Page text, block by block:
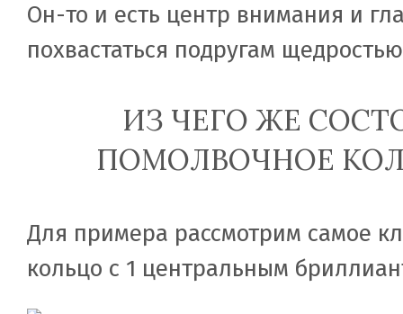
Он-то и есть центр внимания и
похвастаться подругам
ИЗ ЧЕГО ЖЕ
ПОМОЛВОЧНОЕ
Для примера рассмотрим самое
кольцо с 1 центральным